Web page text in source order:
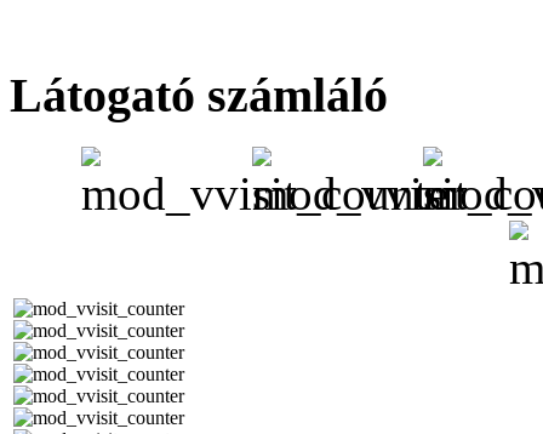
Látogató számláló